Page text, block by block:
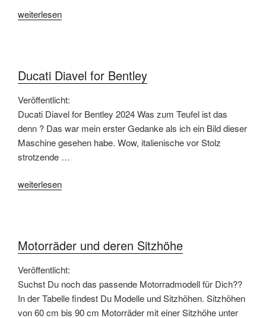
„Baum
weiterlesen
Ducati Diavel for Bentley
Veröffentlicht:
Ducati Diavel for Bentley 2024 Was zum Teufel ist das
denn ? Das war mein erster Gedanke als ich ein Bild dieser
Maschine gesehen habe. Wow, italienische vor Stolz
strotzende …
„Ducati
weiterlesen
Motorräder und deren Sitzhöhe
Veröffentlicht:
Suchst Du noch das passende Motorradmodell für Dich??
In der Tabelle findest Du Modelle und Sitzhöhen. Sitzhöhen
von 60 cm bis 90 cm Motorräder mit einer Sitzhöhe unter